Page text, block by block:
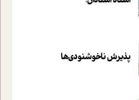
پذیرش ناخوشنودی‌ها